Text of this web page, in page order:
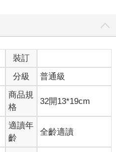
裝訂
分級 普通級
商品規
格
32開13*19cm
適讀年
齡
全齡適讀